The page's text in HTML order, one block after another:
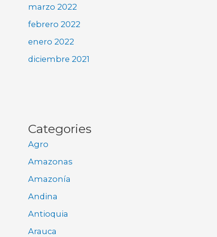
marzo 2022
febrero 2022
enero 2022
diciembre 2021
Categories
Agro
Amazonas
Amazonía
Andina
Antioquia
Arauca